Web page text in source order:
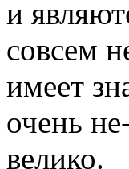
и
совсем
имеет
очень
велико.